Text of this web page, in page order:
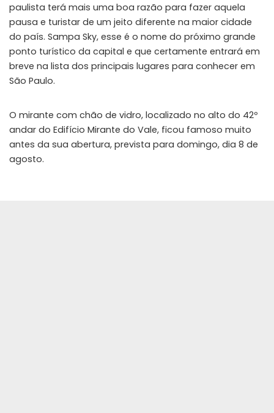
paulista terá mais uma boa razão para fazer aquela
pausa e turistar de um jeito diferente na maior cidade
do país. Sampa Sky, esse é o nome do próximo grande
ponto turístico da capital e que certamente entrará em
breve na lista dos principais lugares para conhecer em
São Paulo.
O mirante com chão de vidro, localizado no alto do 42º
andar do Edifício Mirante do Vale, ficou famoso muito
antes da sua abertura, prevista para domingo, dia 8 de
agosto.